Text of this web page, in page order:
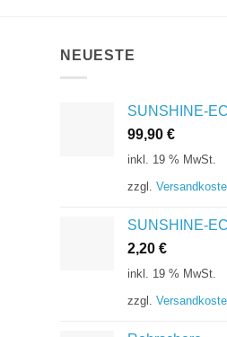
NEUESTE
SUNSHINE-
99,90 €
inkl. 19 % MwSt.
zzgl.
SUNSHINE-
2,20 €
inkl. 19 % MwSt.
zzgl.